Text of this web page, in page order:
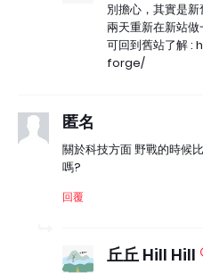
別擔心，其實是
兩天重新在新站
可回到舊站了解
forge/
匿名
關於科技方面 野戰的時候
嗎?
回覆
丘丘 Hill Hill